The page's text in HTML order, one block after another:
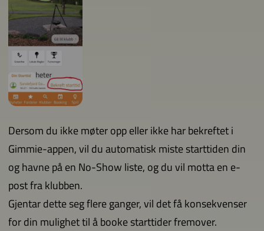
Dersom du ikke møter opp eller ikke har bekreftet i
Gimmie-appen, vil du automatisk miste starttiden din
og havne på en No-Show liste, og du vil motta en e-
post fra klubben.
Gjentar dette seg flere ganger, vil det få konsekvenser
for din mulighet til å booke starttider fremover.